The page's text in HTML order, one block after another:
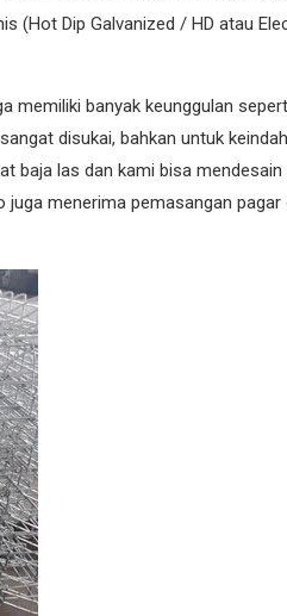
(Hot Dip Galvanized / HD atau
memiliki banyak keunggulan
disukai, bahkan untuk
baja las dan kami bisa
juga menerima pemasangan